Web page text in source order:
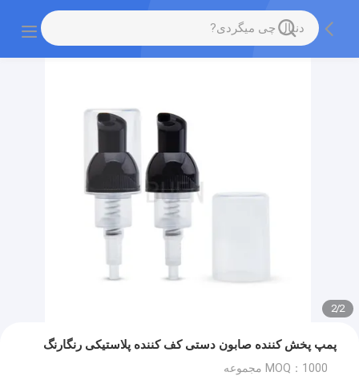
2
/
2
پمپ پخش کننده صابون دستی کف کننده پلاستیکی رنگارنگ
MOQ：1000 مجموعه